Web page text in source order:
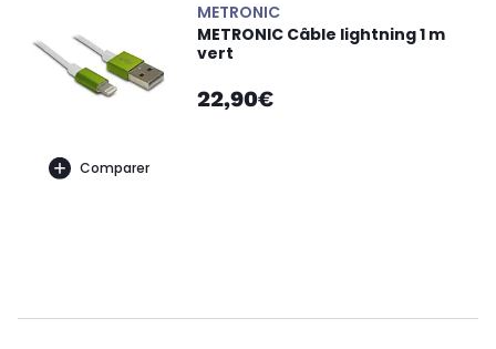
Comparer
METRONIC
METRONIC Câble lightning 1 m
vert
22,90€